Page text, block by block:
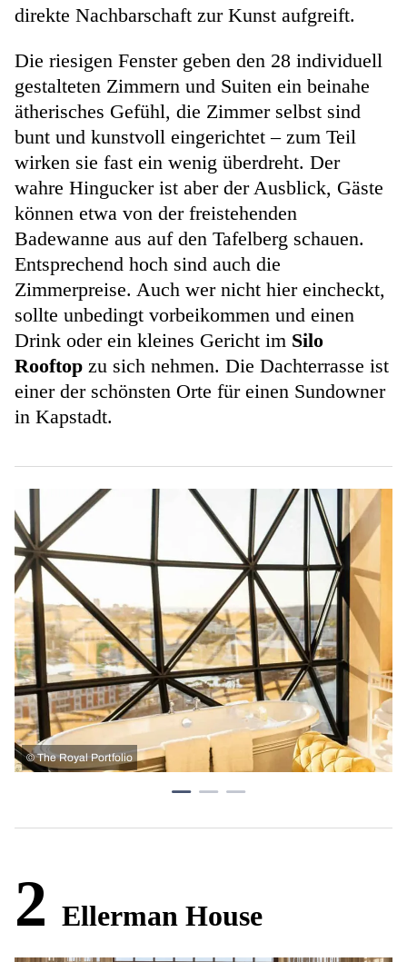
direkte Nachbarschaft zur Kunst aufgreift.
Die riesigen Fenster geben den 28 individuell
gestalteten Zimmern und Suiten ein beinahe
ätherisches Gefühl, die Zimmer selbst sind
bunt und kunstvoll eingerichtet – zum Teil
wirken sie fast ein wenig überdreht. Der
wahre Hingucker ist aber der Ausblick, Gäste
können etwa von der freistehenden
Badewanne aus auf den Tafelberg schauen.
Entsprechend hoch sind auch die
Zimmerpreise. Auch wer nicht hier eincheckt,
sollte unbedingt vorbeikommen und einen
Drink oder ein kleines Gericht im Silo
Rooftop zu sich nehmen. Die Dachterrasse ist
einer der schönsten Orte für einen Sundowner
in Kapstadt.
© The Royal Portfolio
2 Ellerman House